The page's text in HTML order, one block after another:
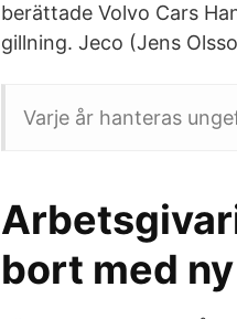
berättade Volvo Cars
gillning. Jeco (Jens
Varje år hanteras
bort med